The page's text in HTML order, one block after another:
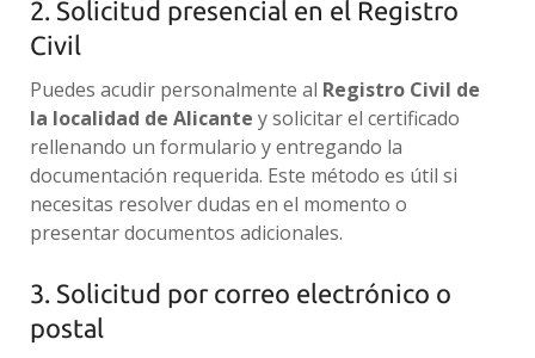
2. Solicitud presencial en el Registro
Civil
Puedes acudir personalmente al Registro Civil de
la localidad de Alicante y solicitar el certificado
rellenando un formulario y entregando la
documentación requerida. Este método es útil si
necesitas resolver dudas en el momento o
presentar documentos adicionales.
3. Solicitud por correo electrónico o
postal